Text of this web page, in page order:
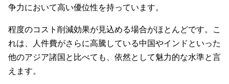
争力において高い優位性を持っています。
程度のコスト削減効果が見込める場合がほとんどです。こ
れは、人件費がさらに高騰している中国やインドといった
他のアジア諸国と比べても、依然として魅力的な水準と言
えます。